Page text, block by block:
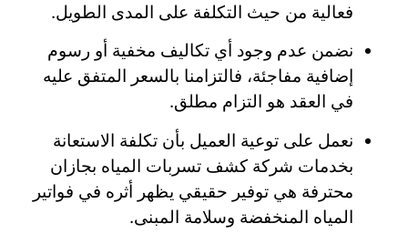
فعالية من حيث التكلفة على المدى الطويل.
نضمن عدم وجود أي تكاليف مخفية أو رسوم
إضافية مفاجئة، فالتزامنا بالسعر المتفق عليه
في العقد هو التزام مطلق.
نعمل على توعية العميل بأن تكلفة الاستعانة
بخدمات شركة كشف تسربات المياه بجازان
محترفة هي توفير حقيقي يظهر أثره في فواتير
المياه المنخفضة وسلامة المبنى.